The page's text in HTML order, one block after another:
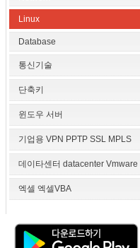
Linux
Database
통신기술
단축키
윈도우 서버
기업용 VPN PPTP SSL MPLS
데이타센터 datacenter Vmware
엑셀 엑셀VBA